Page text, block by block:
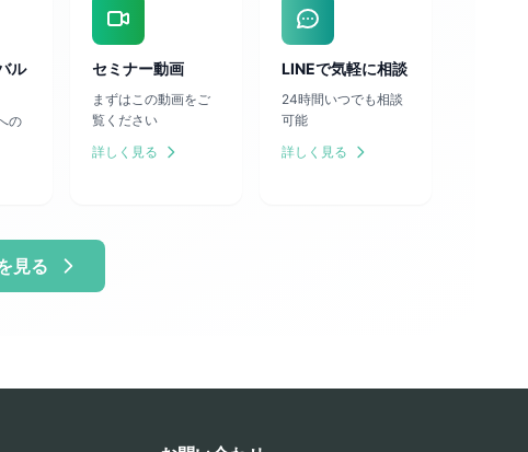
ル
の
セミナー動画
まずはこの動画をご
覧ください
詳しく見る
LINEで気軽に相談
24時間いつでも相談
可能
詳しく見る
見る